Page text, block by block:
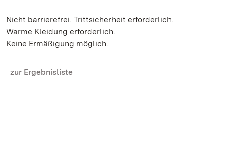
Nicht barrierefrei. Trittsicherheit erforderlich.
Warme Kleidung erforderlich.
Keine Ermäßigung möglich.
zur Ergebnisliste